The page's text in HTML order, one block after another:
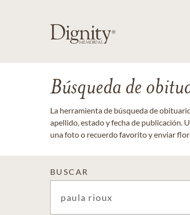
Búsqueda de
La herramienta de búsqueda de
apellido, estado y fecha de publicación.
una foto o recuerdo favorito y enviar
BUSCAR